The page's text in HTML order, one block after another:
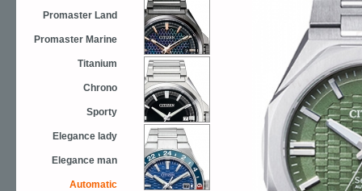
Promaster Land
Promaster Marine
Titanium
Chrono
Sporty
Elegance lady
Elegance man
Automatic